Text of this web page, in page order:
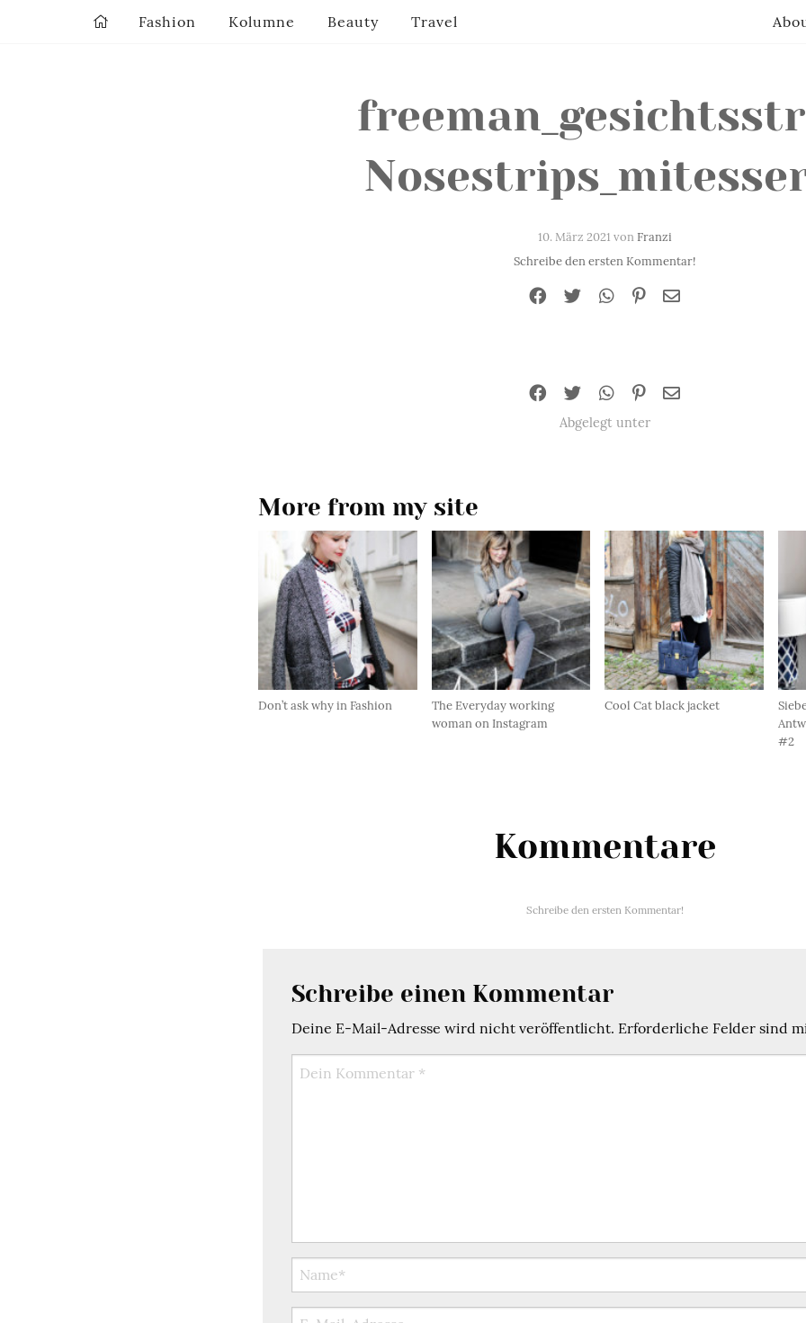
10. März 2021 vonFranzi
Schreibe den ersten Kommentar!
Abgelegt unter
More from my site
Don’t ask why in Fashion
The Everyday working
woman on Instagram
Cool Cat black jacket
#2
Kommentare
Schreibe den ersten Kommentar!
Schreibe einen Kommentar
Deine E-Mail-Adresse wird nicht veröffentlicht. Erforderliche Felder sind
Fashion Kolumne Beauty Travel